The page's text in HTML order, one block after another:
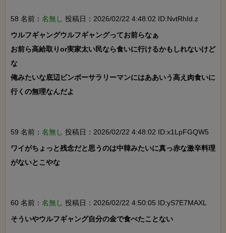
58 名前： 名無し 投稿日：2026/02/22 4:48:02 ID:NvtRhId.z
ウルフギャングウルフギャングってお前らなぁ
お前ら高給取りor実家太い民なら食いに行けるかもしれないけど
な
俺みたいな底辺ビンボーサラリーマンにはああいう高え肉食いに
行くの無理なんだよ
59 名前： 名無し 投稿日：2026/02/22 4:48:02 ID:x1LpFGQW5
ワイがちょっと残念だと思うのは中韓みたいに真っ赤な激辛料理
がないとこやな
60 名前： 名無し 投稿日：2026/02/22 4:50:05 ID:yS7E7MAXL
そういやウルフギャング自分の金で食べたことない